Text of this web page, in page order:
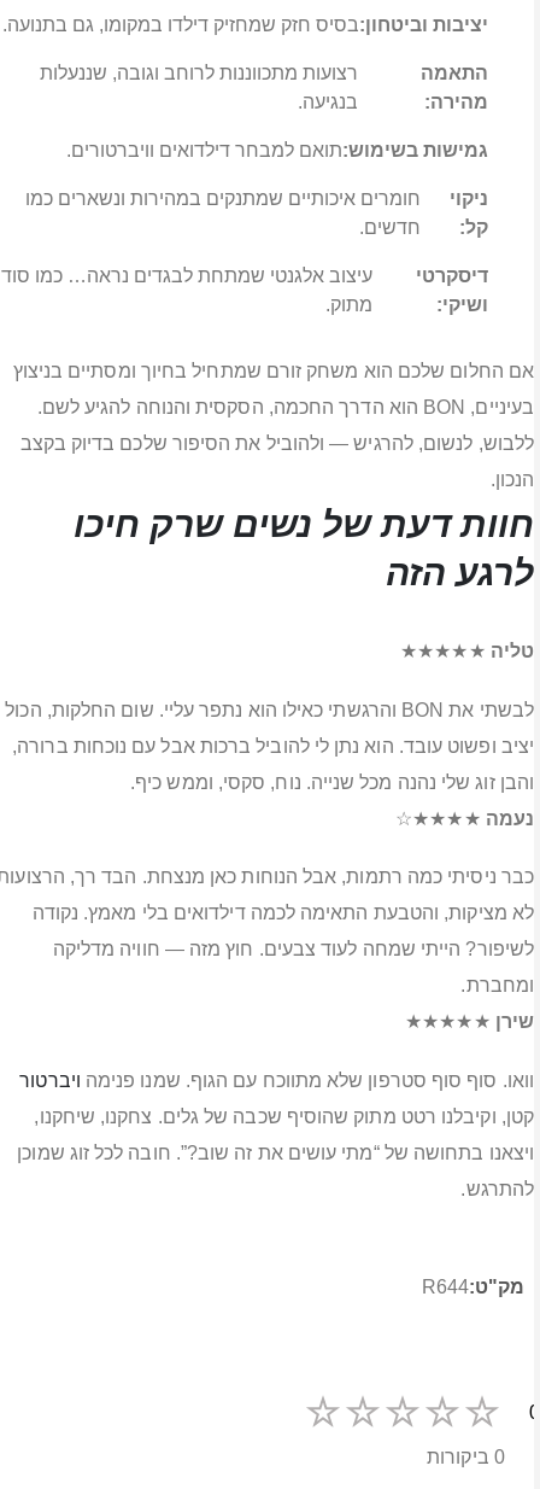
יציבות וביטחון:בסיס חזק שמחזיק דילדו במקומו, גם בתנועה.
התאמה
מהירה:
רצועות מתכווננות לרוחב וגובה, שננעלות
בנגיעה.
גמישות בשימוש:תואם למבחר דילדואים וויברטורים.
ניקוי
קל:
חומרים איכותיים שמתנקים במהירות ונשארים כמו
חדשים.
דיסקרטי
ושיקי:
עיצוב אלגנטי שמתחת לבגדים נראה… כמו סוד
מתוק.
אם החלום שלכם הוא משחק זורם שמתחיל בחיוך ומסתיים בניצוץ
בעיניים, BON הוא הדרך החכמה, הסקסית והנוחה להגיע לשם.
ללבוש, לנשום, להרגיש — ולהוביל את הסיפור שלכם בדיוק בקצב
הנכון.
חוות דעת של נשים שרק חיכו
לרגע הזה
טליה ★★★★★
לבשתי את BON והרגשתי כאילו הוא נתפר עליי. שום החלקות, הכול
יציב ופשוט עובד. הוא נתן לי להוביל ברכות אבל עם נוכחות ברורה,
והבן זוג שלי נהנה מכל שנייה. נוח, סקסי, וממש כיף.
נעמה ★★★★☆
כבר ניסיתי כמה רתמות, אבל הנוחות כאן מנצחת. הבד רך,
לא מציקות, והטבעת התאימה לכמה דילדואים בלי מאמץ. נקודה
לשיפור? הייתי שמחה לעוד צבעים. חוץ מזה — חוויה מדליקה
ומחברת.
שירן ★★★★★
וואו. סוף סוף סטרפון שלא מתווכח עם הגוף. שמנו פנימה ויברטור
קטן, וקיבלנו רטט מתוק שהוסיף שכבה של גלים. צחקנו, שיחקנו,
ויצאנו בתחושה של “מתי עושים את זה שוב?”. חובה לכל זוג שמוכן
להתרגש.
מידע
R644
0
0 ביקורות